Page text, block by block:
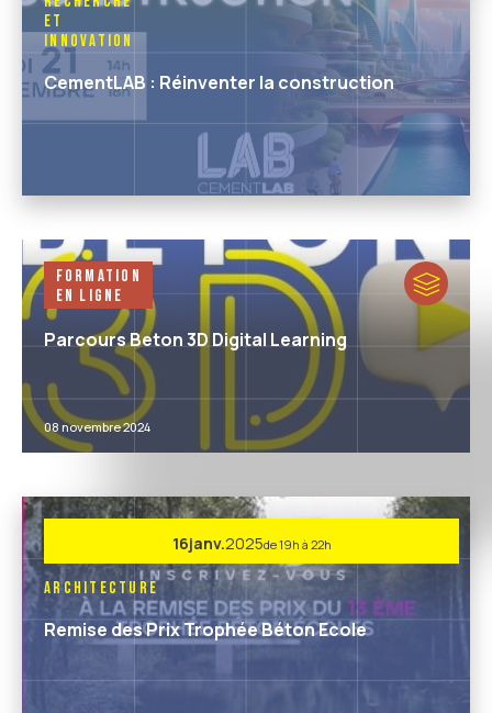
et
Innovation
CementLAB : Réinventer la construction
Formation
en ligne
Parcours Beton 3D Digital Learning
08 novembre 2024
16janv.2025de 19h à 22h
Architecture
Remise des Prix Trophée Béton Ecole